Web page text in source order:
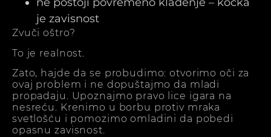
je zavisnost
Zvuči oštro?
To je realnost.
Zato, hajde da se probudimo: otvorimo oči za
ovaj problem i ne dopuštajmo da mladi
propadaju. Upoznajmo pravo lice igara na
nesreću. Krenimo u borbu protiv mraka
svetlošću i pomozimo omladini da pobedi
opasnu zavisnost.